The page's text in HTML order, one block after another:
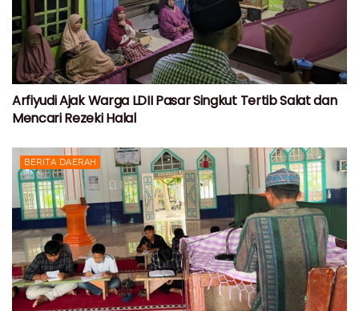
Arfiyudi Ajak Warga LDII Pasar Singkut Tertib Salat dan
Mencari Rezeki Halal
BERITA DAERAH